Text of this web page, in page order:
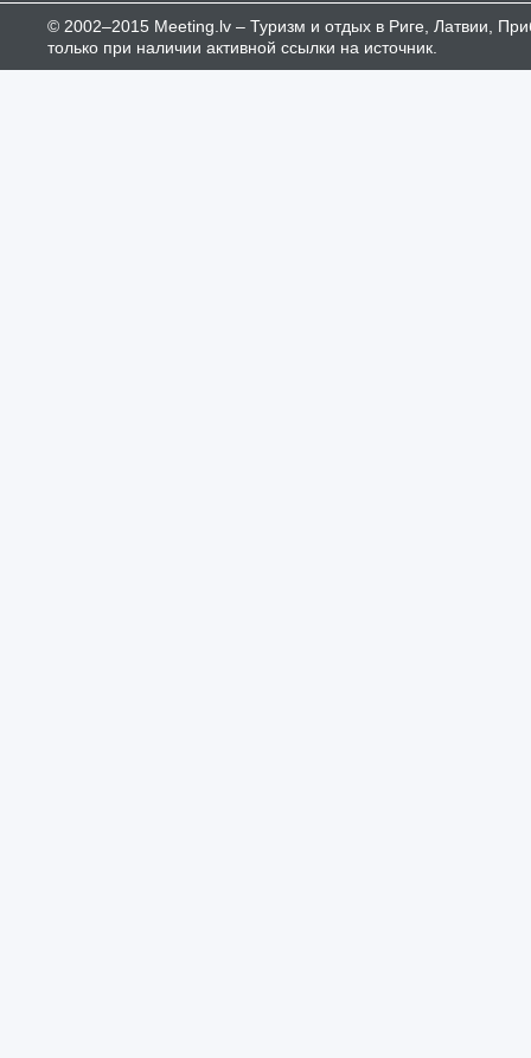
© 2002–2015 Meeting.lv – Туризм и отдых в Риге, Латвии,
только при наличии активной ссылки на источник.